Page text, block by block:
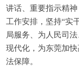
讲话、重要指示精
工作安排，坚持“实
局服务、为人民司
现代化，为东莞加
法保障。